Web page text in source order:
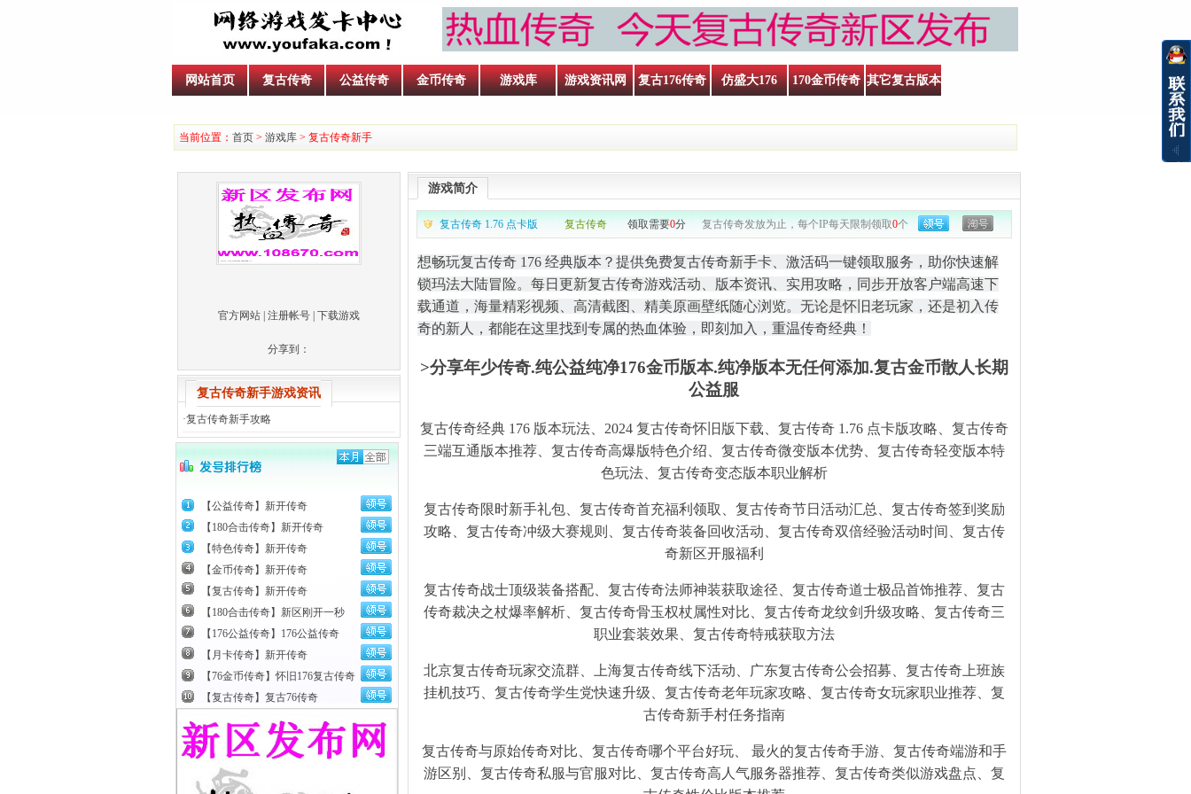
网站首页 复古传奇 公益传奇 金币传奇 游戏库 游戏资讯网 复古176传奇 仿盛大176 170金币传奇 其它复古版本
当前位置： 首页 > 游戏库 > 复古传奇新手
官方网站 注册帐号 | 下载游戏
分享到：
复古传奇新手游戏资讯
·复古传奇新手攻略
【公益传奇】新开传奇
【180合击传奇】新开传奇
【特色传奇】新开传奇
【金币传奇】新开传奇
【复古传奇】新开传奇
【180合击传奇】新区刚开一秒
【176公益传奇】176公益传奇
【月卡传奇】新开传奇
【76金币传奇】怀旧176复古传奇
【复古传奇】复古76传奇
游戏简介
复古传奇 1.76 点卡版 复古传奇 领取需要0分 复古传奇发放为止，每个IP每天限制领取0个
想畅玩复古传奇 176 经典版本？提供免费复古传奇新手卡、激活码一键领取服务，助你快速解
锁玛法大陆冒险。每日更新复古传奇游戏活动、版本资讯、实用攻略，同步开放客户端高速下
载通道，海量精彩视频、高清截图、精美原画壁纸随心浏览。无论是怀旧老玩家，还是初入传
奇的新人，都能在这里找到专属的热血体验，即刻加入，重温传奇经典！
>分享年少传奇.纯公益纯净176金币版本.纯净版本无任何添加.复古金币散人长期
公益服
复古传奇经典 176 版本玩法、2024 复古传奇怀旧版下载、复古传奇 1.76 点卡版攻略、复古传奇
三端互通版本推荐、复古传奇高爆版特色介绍、复古传奇微变版本优势、复古传奇轻变版本特
色玩法、复古传奇变态版本职业解析
复古传奇限时新手礼包、复古传奇首充福利领取、复古传奇节日活动汇总、复古传奇签到奖励
攻略、复古传奇冲级大赛规则、复古传奇装备回收活动、复古传奇双倍经验活动时间、复古传
奇新区开服福利
复古传奇战士顶级装备搭配、复古传奇法师神装获取途径、复古传奇道士极品首饰推荐、复古
传奇裁决之杖爆率解析、复古传奇骨玉权杖属性对比、复古传奇龙纹剑升级攻略、复古传奇三
职业套装效果、复古传奇特戒获取方法
北京复古传奇玩家交流群、上海复古传奇线下活动、广东复古传奇公会招募、复古传奇上班族
挂机技巧、复古传奇学生党快速升级、复古传奇老年玩家攻略、复古传奇女玩家职业推荐、复
古传奇新手村任务指南
复古传奇与原始传奇对比、复古传奇哪个平台好玩、 最火的复古传奇手游、复古传奇端游和手
游区别、复古传奇私服与官服对比、复古传奇高人气服务器推荐、复古传奇类似游戏盘点、复